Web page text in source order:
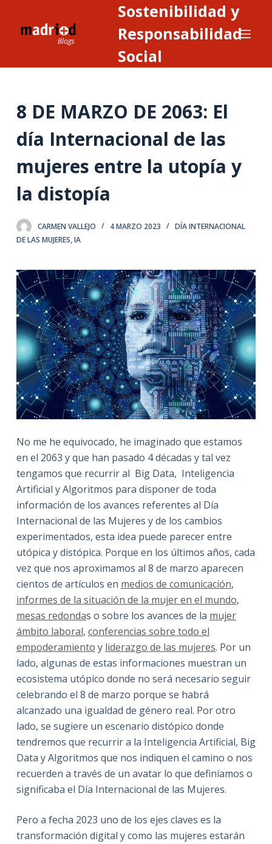
a
n
n
o
Sostenibilidad y
Responsabilidad
Social
8 DE MARZO DE 2063: El
día Internacional de las
mujeres entre la utopía y
la distopía
CARMEN VALLEJO 4 MARZO 2023
DÍA INTERNACIONAL
DE LAS MUJERES,IA
No me he equivocado, he imaginado que estamos
en el 2063 y que han pasado 4 décadas y tal vez
tengamos que recurrir al Big Data, Inteligencia
Artificial y Algoritmos para disponer de toda
información de los avances referentes al Día
Internacional de las Mujeres y de los cambios
experimentados, esta idea puede parecer entre
utópica y distópica. Porque en los últimos años, cada
vez que nos aproximamos al 8 de marzo aparecen
cientos de artículos en medios de comunicación,
informes de la situación de la mujer en el mundo,
mesas redondas o sobre los avances de la mujer
ámbito laboral, conferencias sobre todo el
empoderamiento y liderazgo de las mujeres. Por un
lado, algunas de estas informaciones muestran un
ecosistema utópico donde no será necesario seguir
celebrando el 8 de marzo porque se habrá
alcanzado una igualdad de género real. Por otro
lado, se sugiere un escenario distópico donde
tendremos que recurrir a la Inteligencia Artificial, Big
Data y Algoritmos que nos indiquen el camino o nos
recuerden a través de un avatar lo que definíamos o
significaba el Día Internacional de las Mujeres.
Pero a fecha 2023 uno de los ejes claves es la
transformación digital y como las mujeres estarán